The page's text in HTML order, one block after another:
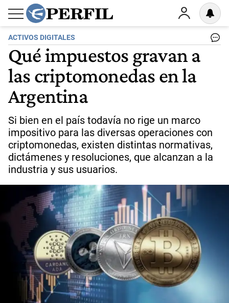
ACTIVOS DIGITALES
Qué impuestos gravan a
las criptomonedas en la
Argentina
Si bien en el país todavía no rige un marco
impositivo para las diversas operaciones con
criptomonedas, existen distintas normativas,
dictámenes y resoluciones, que alcanzan a la
industria y sus usuarios.